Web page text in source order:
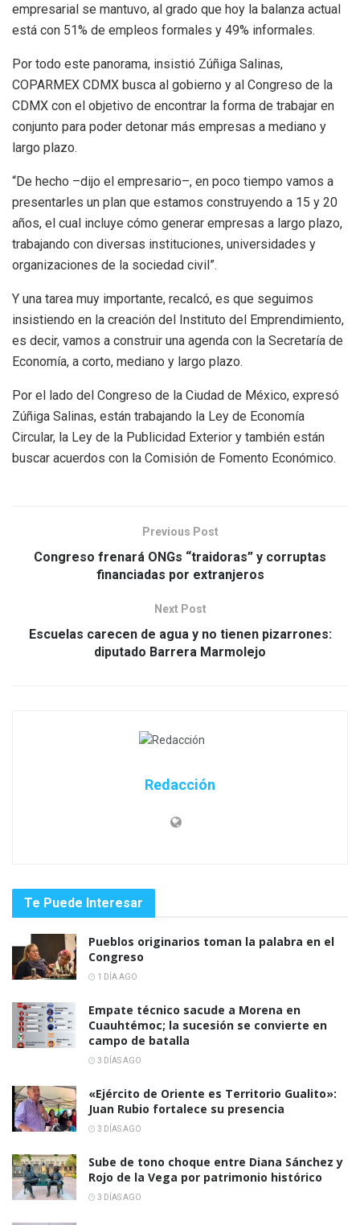
empresarial se mantuvo, al grado que hoy la balanza actual
está con 51% de empleos formales y 49% informales.
Por todo este panorama, insistió Zúñiga Salinas,
COPARMEX CDMX busca al gobierno y al Congreso de la
CDMX con el objetivo de encontrar la forma de trabajar en
conjunto para poder detonar más empresas a mediano y
largo plazo.
“De hecho –dijo el empresario–, en poco tiempo vamos a
presentarles un plan que estamos construyendo a 15 y 20
años, el cual incluye cómo generar empresas a largo plazo,
trabajando con diversas instituciones, universidades y
organizaciones de la sociedad civil”.
Y una tarea muy importante, recalcó, es que seguimos
insistiendo en la creación del Instituto del Emprendimiento,
es decir, vamos a construir una agenda con la Secretaría de
Economía, a corto, mediano y largo plazo.
Por el lado del Congreso de la Ciudad de México, expresó
Zúñiga Salinas, están trabajando la Ley de Economía
Circular, la Ley de la Publicidad Exterior y también están
buscar acuerdos con la Comisión de Fomento Económico.
Previous Post
Congreso frenará ONGs “traidoras” y corruptas
financiadas por extranjeros
Next Post
Escuelas carecen de agua y no tienen pizarrones:
diputado Barrera Marmolejo
Redacción
Te Puede Interesar
Pueblos originarios toman la palabra en el
Congreso
1 DÍA AGO
Empate técnico sacude a Morena en
Cuauhtémoc; la sucesión se convierte en
campo de batalla
3 DÍAS AGO
«Ejército de Oriente es Territorio Gualito»:
Juan Rubio fortalece su presencia
3 DÍAS AGO
Sube de tono choque entre Diana Sánchez y
Rojo de la Vega por patrimonio histórico
3 DÍAS AGO